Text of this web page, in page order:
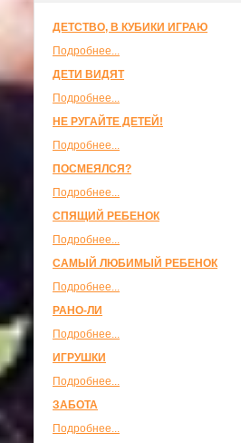
ДЕТСТВО, В КУБИКИ ИГРАЮ
Подробнее...
ДЕТИ ВИДЯТ
Подробнее...
НЕ РУГАЙТЕ ДЕТЕЙ!
Подробнее...
ПОСМЕЯЛСЯ?
Подробнее...
СПЯЩИЙ РЕБЕНОК
Подробнее...
САМЫЙ ЛЮБИМЫЙ РЕБЕНОК
Подробнее...
РАНО-ЛИ
Подробнее...
ИГРУШКИ
Подробнее...
ЗАБОТА
Подробнее...